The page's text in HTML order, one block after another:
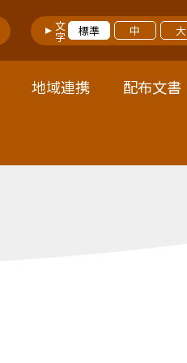
文字 標準 中 大
地域連携 配布文書